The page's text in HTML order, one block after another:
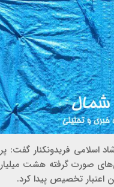
اسلامی فریدونکنار
صورت گرفته هشت